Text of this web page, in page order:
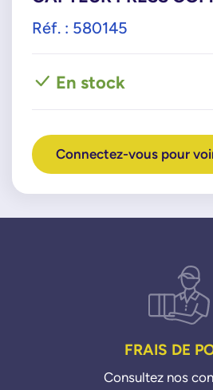
Réf. : 580145
En stock
Connectez-vous pour
FRAIS DE
Consultez nos